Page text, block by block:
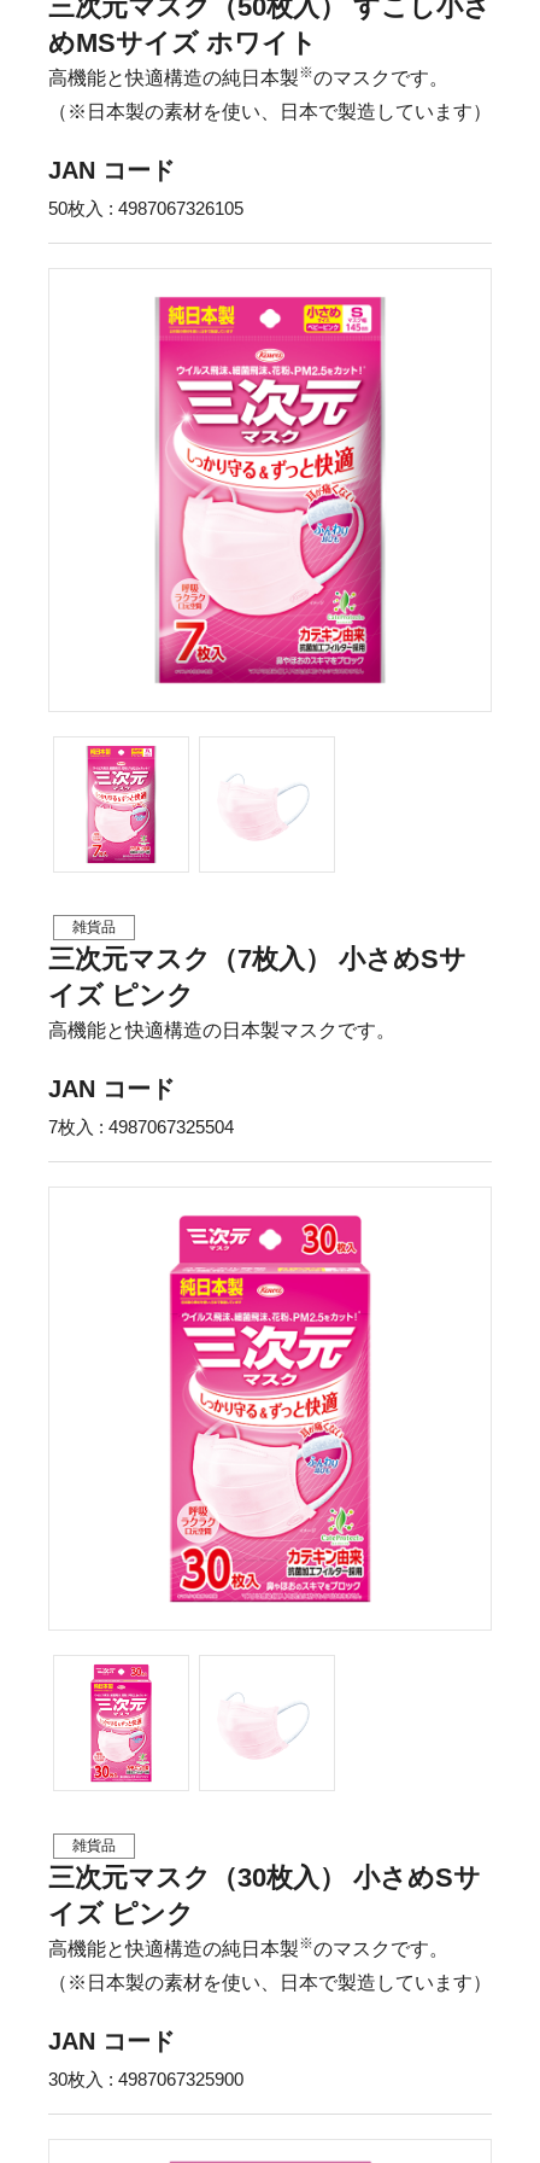
三次元マスク（50枚入） すこし小さ
めMSサイズ ホワイト
高機能と快適構造の純日本製※のマスクです。
（※日本製の素材を使い、日本で製造しています）
JAN コード
50枚入 : 4987067326105
雑貨品
三次元マスク（7枚入） 小さめSサ
イズ ピンク
高機能と快適構造の日本製マスクです。
JAN コード
7枚入 : 4987067325504
雑貨品
三次元マスク（30枚入） 小さめSサ
イズ ピンク
高機能と快適構造の純日本製※のマスクです。
（※日本製の素材を使い、日本で製造しています）
JAN コード
30枚入 : 4987067325900